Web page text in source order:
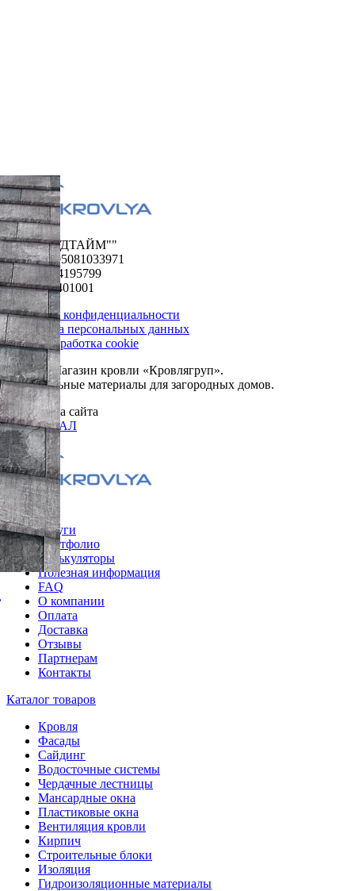
ООО "ФУДТАЙМ""
ОГРН 1195081033971
ИНН 5024195799
КПП 502401001
Политика конфиденциальности
Обработка персональных данных
Сбор и обработка cookie
© 2026. Магазин кровли «Кровлягруп».
Строительные материалы для загородных домов.
Разработка сайта
ОРИГИНАЛ
Меню
Услуги
Портфолио
Калькуляторы
Полезная информация
FAQ
О компании
Оплата
Доставка
Отзывы
Партнерам
Контакты
Каталог товаров
Кровля
Фасады
Сайдинг
Водосточные системы
Чердачные лестницы
Мансардные окна
Пластиковые окна
Вентиляция кровли
Кирпич
Строительные блоки
Изоляция
Гидроизоляционные материалы